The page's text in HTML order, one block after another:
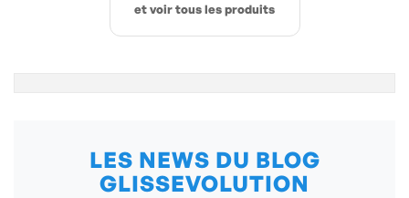
et voir tous les produits
LES NEWS DU BLOG
GLISSEVOLUTION